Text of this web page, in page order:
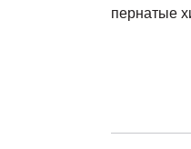
пернатые